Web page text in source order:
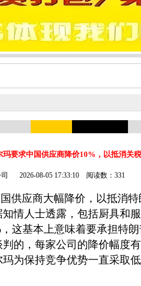
玛要求中国供应商降价10%，以抵消关税
司 2026-08-05 17:33:10 阅读数：331
供应商大幅降价，以抵消
情人士透露，包括厨具和
这基本上意味着要承担特
的，每家公司的降价幅度
为保持竞争优势一直采取